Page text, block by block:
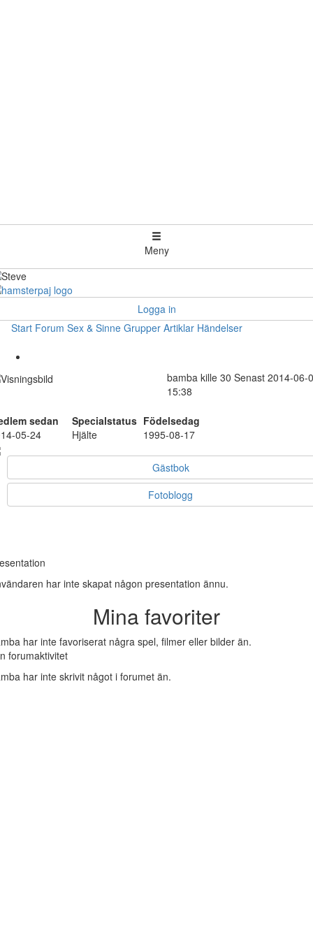
Meny
Logga in
Start Forum Sex & Sinne Grupper Artiklar Händelser
bamba kille 30 Senast 2014-06-
15:38
sedan Specialstatus Födelsedag
05-24
Hjälte 1995-08-17
Gästbok
Fotoblogg
har inte skapat någon presentation ännu.
Mina favoriter
har inte favoriserat några spel, filmer eller bilder än.
forumaktivitet
har inte skrivit något i forumet än.